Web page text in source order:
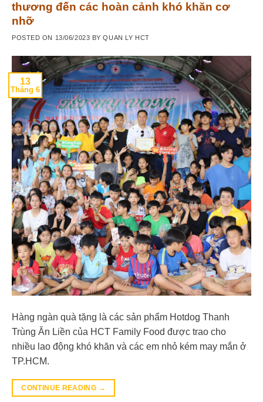
thương đến các hoàn cảnh khó khăn cơ
nhỡ
POSTED ON 13/06/2023 BYQUAN LY HCT
13
Tháng 6
Hàng ngàn quà tặng là các sản phẩm Hotdog Thanh
Trùng Ăn Liền của HCT Family Food được trao cho
nhiều lao động khó khăn và các em nhỏ kém may mắn ở
TP.HCM.
CONTINUE READING →